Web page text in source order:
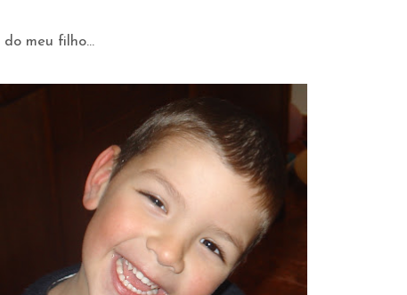
meu filho...